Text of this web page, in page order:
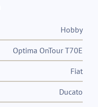
Hobby
Optima OnTour T70E
Fiat
Ducato